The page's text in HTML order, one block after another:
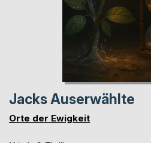
Jacks Auserwählte
Orte der Ewigkeit